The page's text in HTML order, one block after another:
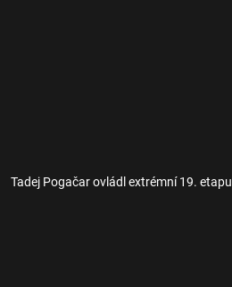
Tadej Pogačar ovládl extrémní 19. etapu